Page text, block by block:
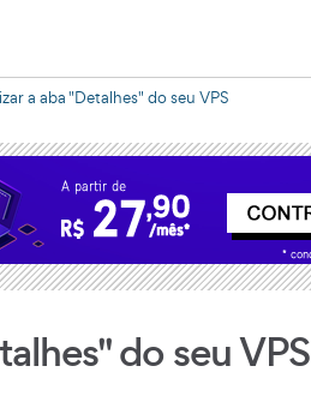
a aba "Detalhes" do seu VPS
do seu VPS